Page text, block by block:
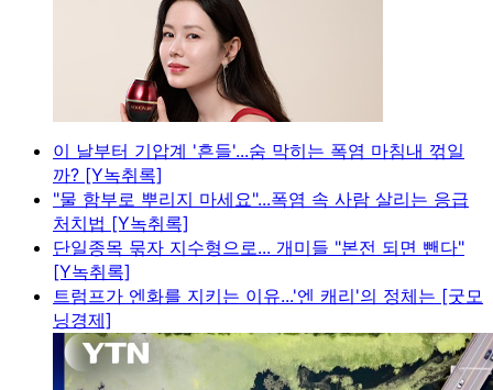
이 날부터 기압계 '흔들'...숨 막히는 폭염 마침내 꺾일
까? [Y녹취록]
"물 함부로 뿌리지 마세요"...폭염 속 사람 살리는 응급
처치법 [Y녹취록]
단일종목 묶자 지수형으로... 개미들 "본전 되면 뺀다"
[Y녹취록]
트럼프가 엔화를 지키는 이유...'엔 캐리'의 정체는 [굿모
닝경제]